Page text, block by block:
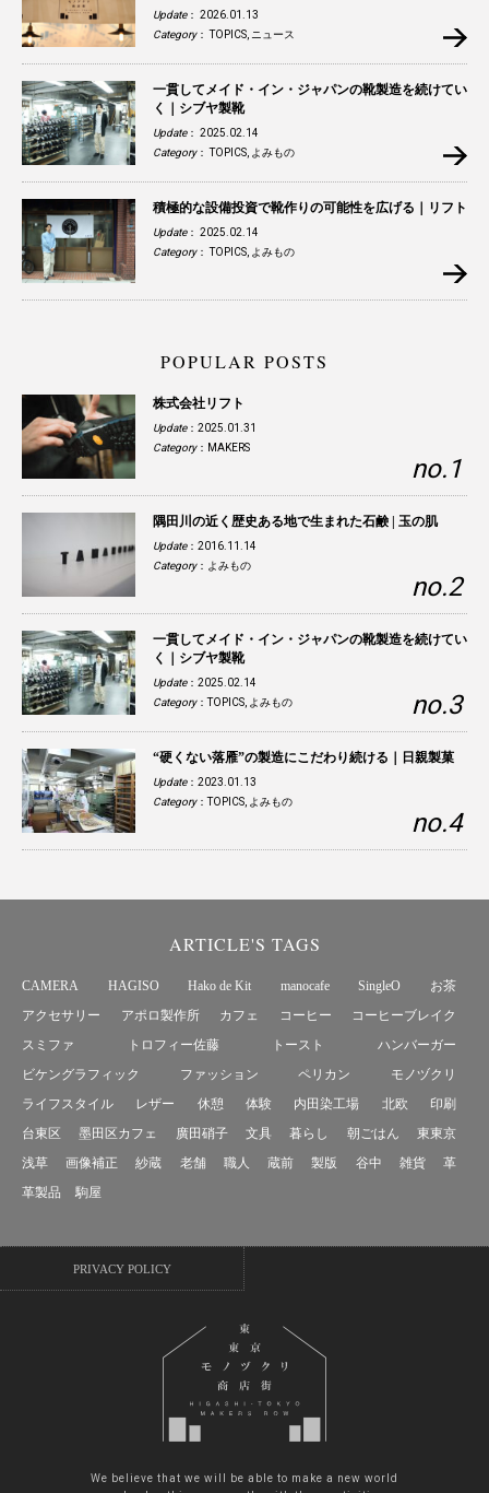
Update： 2026.01.13
Category：TOPICS,ニュース
一貫してメイド・イン・ジャパンの靴製造を続けてい
く｜シブヤ製靴
Update： 2025.02.14
Category：TOPICS, よみもの
積極的な設備投資で靴作りの可能性を広げる｜リフト
Update： 2025.02.14
Category：TOPICS, よみもの
POPULAR POSTS
株式会社リフト
Update：2025.01.31
Category： MAKERS
隅田川の近く歴史ある地で生まれた石鹸 | 玉の肌
Update：2016.11.14
Category： よみもの
一貫してメイド・イン・ジャパンの靴製造を続けてい
く｜シブヤ製靴
Update：2025.02.14
Category：TOPICS, よみもの
“硬くない落雁”の製造にこだわり続ける｜日親製菓
Update：2023.01.13
Category：TOPICS, よみもの
ARTICLE'S TAGS
CAMERA HAGISO Hako de Kit manocafe SingleO
お茶
アクセサリー
アポロ製作所 カフェ コーヒー
コーヒーブレイク
スミファ
トロフィー佐藤 トースト
ハンバーガー
ビケングラフィック
ファッション ペリカン
モノヅクリ
ライフスタイル
レザー 休憩 体験 内田染工場 北欧
印刷
台東区
墨田区カフェ 廣田硝子 文具 暮らし 朝ごはん
東東京
浅草
画像補正 紗蔵 老舗 職人 蔵前 製版 谷中 雑貨
革
革製品
駒屋
PRIVACY POLICY
We believe that we will be able to make a new world